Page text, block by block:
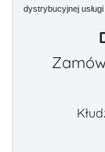
dystrybucyjnej usługi